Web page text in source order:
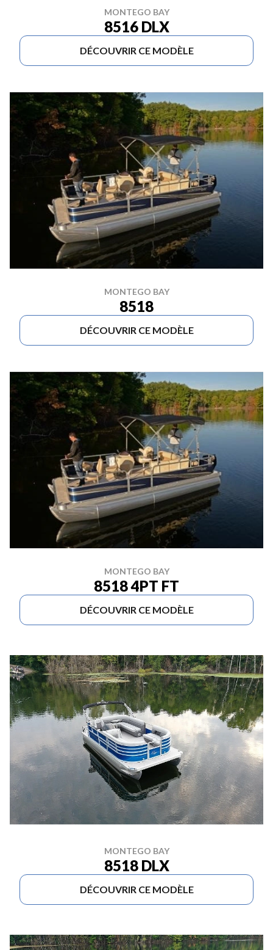
MONTEGO BAY
8516 DLX
DÉCOUVRIR CE MODÈLE
MONTEGO BAY
8518
DÉCOUVRIR CE MODÈLE
MONTEGO BAY
8518 4PT FT
DÉCOUVRIR CE MODÈLE
MONTEGO BAY
8518 DLX
DÉCOUVRIR CE MODÈLE